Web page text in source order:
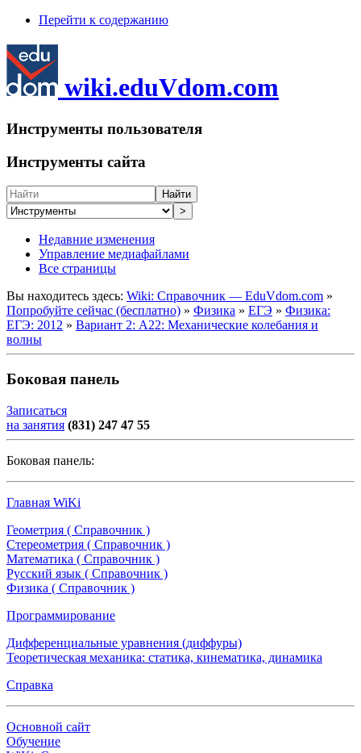
Перейти к содержанию
wiki.eduVdom.com
Инструменты пользователя
Инструменты сайта
Найти
>
Недавние изменения
Управление медиафайлами
Все страницы
Вы находитесь здесь: Wiki: Справочник — EduVdom.com »
Попробуйте сейчас (бесплатно) » Физика » ЕГЭ » Физика:
ЕГЭ: 2012 » Вариант 2: А22: Механические колебания и
волны
Боковая панель
Записаться
на занятия (831) 247 47 55
Боковая панель:
Главная WiKi
Геометрия ( Справочник )
Стереометрия ( Справочник )
Математика ( Справочник )
Русский язык ( Справочник )
Физика ( Справочник )
Программирование
Дифференциальные уравнения (диффуры)
Теоретическая механика: статика, кинематика, динамика
Справка
Основной сайт
Обучение